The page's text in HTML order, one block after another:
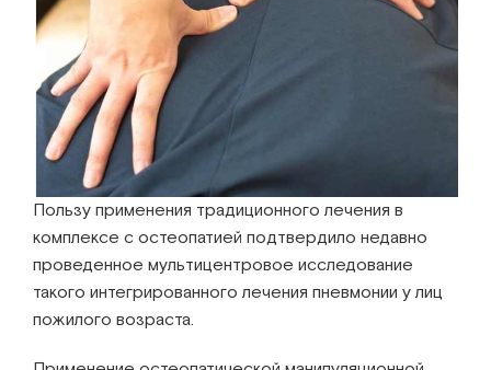
Пользу применения традиционного лечения в
комплексе с остеопатией подтвердило недавно
проведенное мультицентровое исследование
такого интегрированного лечения пневмонии у лиц
пожилого возраста.